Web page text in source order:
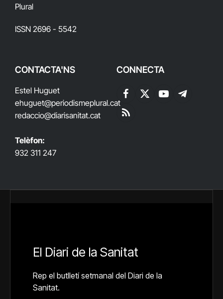
Plural
ISSN 2696 - 5542
CONTACTA'NS
Estel Huguet
ehuguet@periodismeplural.cat
redaccio@diarisanitat.cat
Telèfon:
932 311 247
CONNECTA
Facebook
X
YouTubeTelegram
RSS